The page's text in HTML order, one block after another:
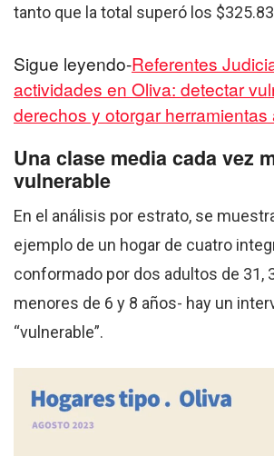
tanto que la total superó los
Sigue leyendo-Referentes
actividades en Oliva: detectar
derechos y otorgar herramientas
Una clase media cada vez
vulnerable
En el análisis por estrato, se
ejemplo de un hogar de cuatro
conformado por dos adultos de 31,
menores de 6 y 8 años- hay un
“vulnerable”.